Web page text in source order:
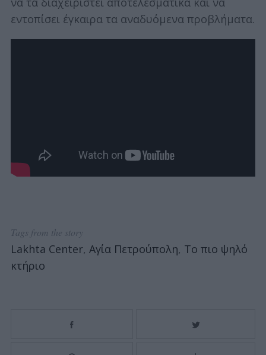
εντοπίσει έγκαιρα τα αναδυόμενα προβλήματα.
Tags from the story
Lakhta Center, Αγία Πετρούπολη, Το πιο ψηλό
κτήριο